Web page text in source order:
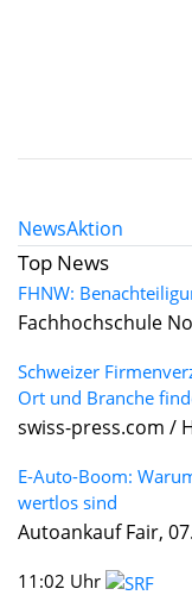
NewsAktion
Top News
FHNW:
Fachhochschule
Schweizer
Ort und Branche
swiss-press.com /
E-Auto-Boom:
wertlos sind
Autoankauf Fair,
11:02 Uhr